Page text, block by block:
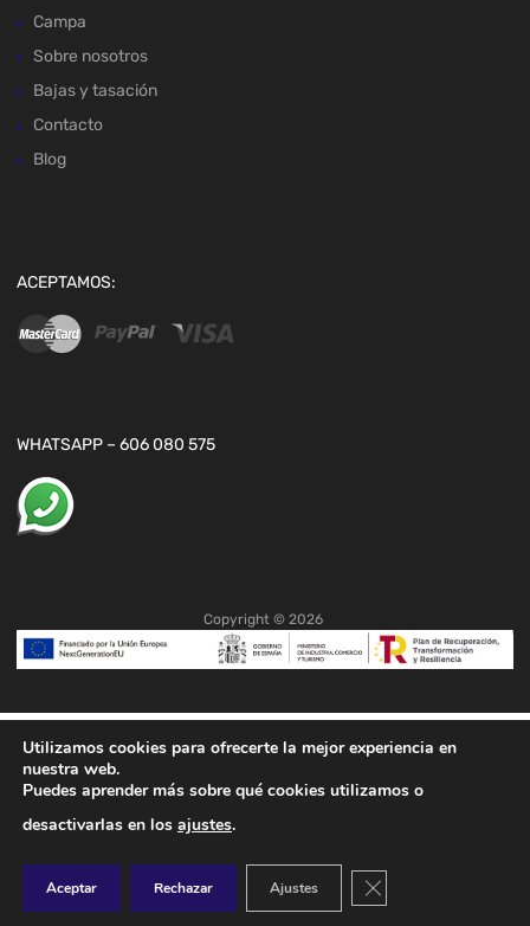
Campa
Sobre nosotros
Bajas y tasación
Contacto
Blog
ACEPTAMOS:
WHATSAPP – 606 080 575
Copyright © 2026
Utilizamos cookies para ofrecerte la mejor experiencia en
nuestra web.
Puedes aprender más sobre qué cookies utilizamos o
desactivarlas en los ajustes.
Aceptar Rechazar Ajustes Cerrar el banner de